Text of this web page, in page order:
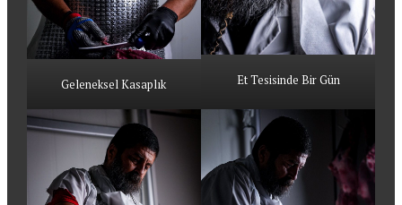
Geleneksel Kasaplık Et Tesisinde Bir Gün